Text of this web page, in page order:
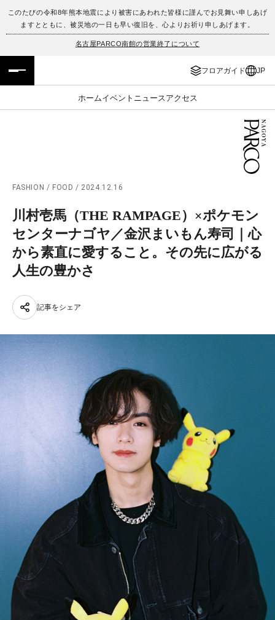
このたびの令和8年熊本地震により被害にあわれた皆様に謹んでお見舞い申しあげ
ますとともに、被災地の一日も早い復旧を、心よりお祈り申しあげます。
名古屋PARCO南館の営業終了について
フロアガイド JP
ホームイベント ニュース アクセス
フロアガイド
イベント・ポップアップ
TAX FREE
PARCOメンバーズ
JP
ENGLISH
日本語
FASHION / FOOD / 2024.12.16
川村壱馬（THE RAMPAGE）×ポケモン
センターナゴヤ／金沢まいもん寿司｜心
から素直に愛すること。その先に広がる
人生の豊かさ
記事をシェア